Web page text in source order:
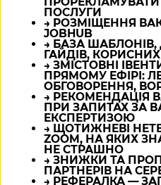
ПОСЛУГИ
→ РОЗМІЩЕННЯ
JOBHUB
→ БАЗА ШАБЛОНІВ,
ГАЙДІВ, КОРИСНИХ
→ ЗМІСТОВНІ
ПРЯМОМУ ЕФІРІ:
ОБГОВОРЕННЯ,
→ РЕКОМЕНДАЦІЯ
ПРИ ЗАПИТАХ ЗА
ЕКСПЕРТИЗОЮ
→ ЩОТИЖНЕВІ
ZOOM, НА ЯКИХ
НЕ СТРАШНО
→ ЗНИЖКИ ТА
ПАРТНЕРІВ НА
→ РЕФЕРАЛКА —